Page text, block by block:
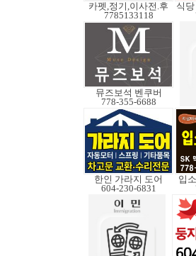
카펫,정기,이사전.후
7785133118
식
뮤즈보석 벤쿠버
778-355-6688
한인 가라지 도어
604-230-6831
입